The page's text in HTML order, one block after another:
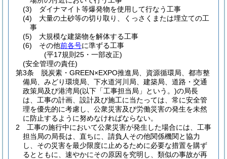
(3)
ダイナマイト等爆発物を使用して行なう工事
(4)
大量の土砂等の切り取り、くっさくまたは埋立ての工
事
(5)
大規模な建築物を解体する工事
(6)
その他前各号に準ずる工事
(平17規則25・一部改正)
(安全管理の責任)
第3条
脱炭素・GREEN×EXPO推進局 、資源循環局、都市整
備局、みどり環境局、下水道河川局、建築局、道路・交通
政策局及び港湾局(以下「工事担当局」という。)の局長
は、工事の計画、設計及び施工に当たっては、常に安全管
理を優先的に考慮し、公衆災害及び労働災害の発生を未然
に防止するように努めなければならない。
2
工事の施行中において公衆災害が発生した場合には、工事
担当局の局長は、直ちに、請負人その他関係機関と協力
し、その災害を最少限度に止めるために必要な措置を購ず
るとともに、速やかにその原因を究明し、類似の事故が再